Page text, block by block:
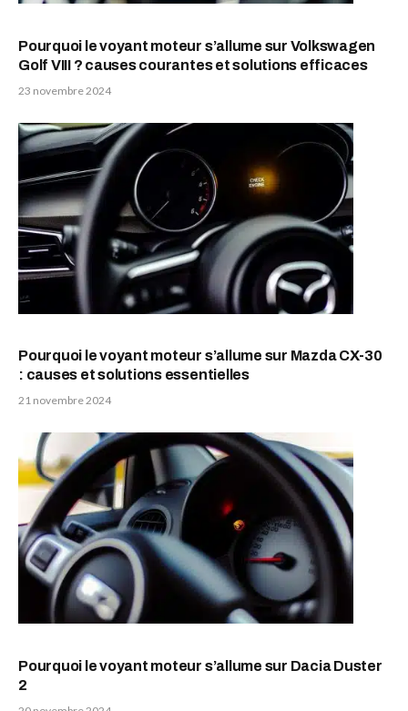
Pourquoi le voyant moteur s’allume sur Volkswagen
Golf VIII ? causes courantes et solutions efficaces
23 novembre 2024
Pourquoi le voyant moteur s’allume sur Mazda CX-30
: causes et solutions essentielles
21 novembre 2024
Pourquoi le voyant moteur s’allume sur Dacia Duster
2